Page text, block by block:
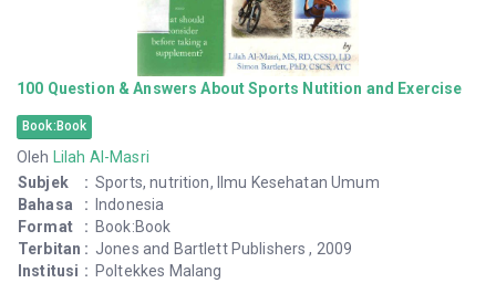
100 Question & Answers About Sports Nutition and Exercise
Book:Book
Oleh
Lilah Al-Masri
Subjek
: Sports, nutrition, Ilmu Kesehatan Umum
Bahasa
:
Indonesia
Format
: Book:Book
Terbitan : Jones and Bartlett Publishers , 2009
Institusi : Poltekkes Malang